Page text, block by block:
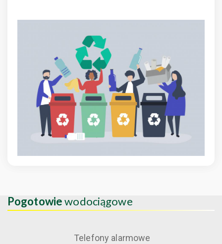
Pogotowiewodociągowe
Telefony alarmowe